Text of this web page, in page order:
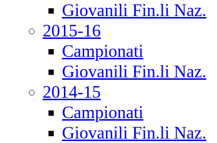
Giovanili Fin.li Naz.
2015-16
Campionati
Giovanili Fin.li Naz.
2014-15
Campionati
Giovanili Fin.li Naz.